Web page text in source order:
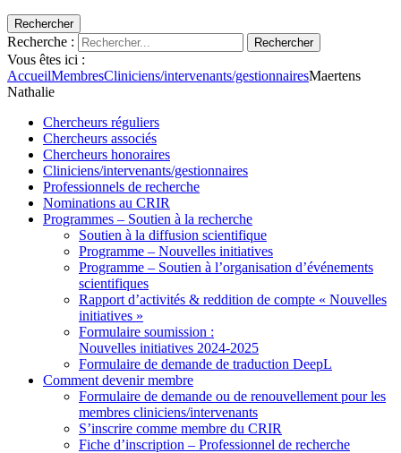
Rechercher
Recherche : Rechercher
Vous êtes ici :
AccueilMembresCliniciens/intervenants/gestionnairesMaertens
Nathalie
Chercheurs réguliers
Chercheurs associés
Chercheurs honoraires
Cliniciens/intervenants/gestionnaires
Professionnels de recherche
Nominations au CRIR
Programmes – Soutien à la recherche
Soutien à la diffusion scientifique
Programme – Nouvelles initiatives
Programme – Soutien à l’organisation d’événements
scientifiques
Rapport d’activités & reddition de compte « Nouvelles
initiatives »
Formulaire soumission :
Nouvelles initiatives 2024-2025
Formulaire de demande de traduction DeepL
Comment devenir membre
Formulaire de demande ou de renouvellement pour les
membres cliniciens/intervenants
S’inscrire comme membre du CRIR
Fiche d’inscription – Professionnel de recherche